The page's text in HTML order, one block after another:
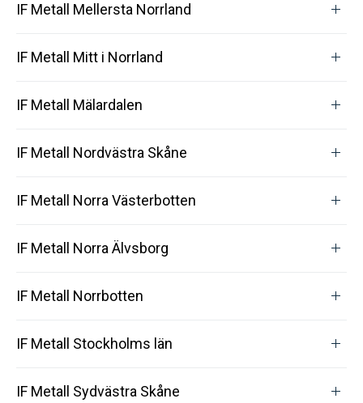
IF Metall Mellersta Norrland
IF Metall Mitt i Norrland
IF Metall Mälardalen
IF Metall Nordvästra Skåne
IF Metall Norra Västerbotten
IF Metall Norra Älvsborg
IF Metall Norrbotten
IF Metall Stockholms län
IF Metall Sydvästra Skåne